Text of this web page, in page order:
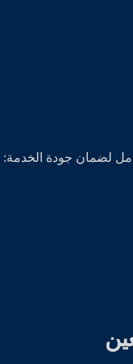
لضمان جودة الخدمة: